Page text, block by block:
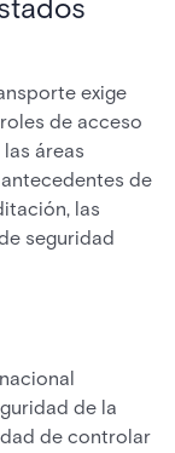
exige
de acceso
áreas
de
las
seguridad
de la
de controlar